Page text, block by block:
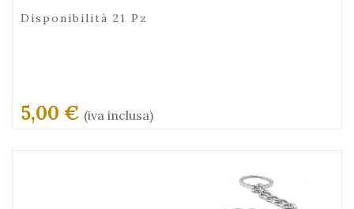
Disponibilità 21 Pz
5,00 € (iva inclusa)